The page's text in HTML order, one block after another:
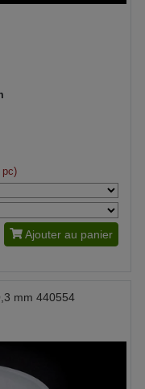
Ajouter au panier
mm 440554